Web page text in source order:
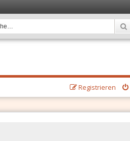
Registrieren